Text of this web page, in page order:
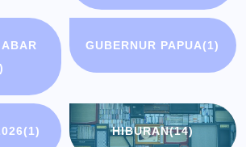
GUBERNUR PAPUA(1)
(1) HIBURAN(14)